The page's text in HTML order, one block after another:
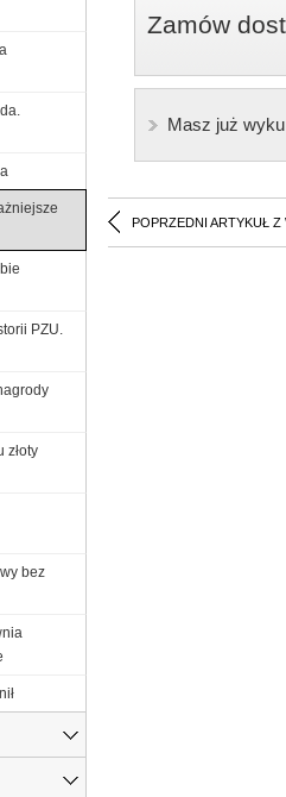
Zamów
Masz już
POPRZEDNI ARTYKUŁ Z
PZU.
złoty
bez